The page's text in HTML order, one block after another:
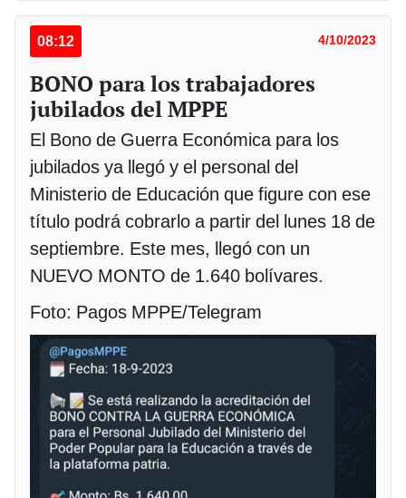
08:12 4/10/2023
BONO para los trabajadores
jubilados del MPPE
El Bono de Guerra Económica para los
jubilados ya llegó y el personal del
Ministerio de Educación que figure con ese
título podrá cobrarlo a partir del lunes 18 de
septiembre. Este mes, llegó con un
NUEVO MONTO de 1.640 bolívares.
Foto: Pagos MPPE/Telegram